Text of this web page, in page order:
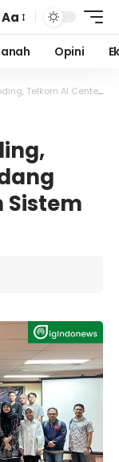
Font
Resizer
Aa
Opini
Ajak Peserta Bangun Sistem Otomatis
Sistem